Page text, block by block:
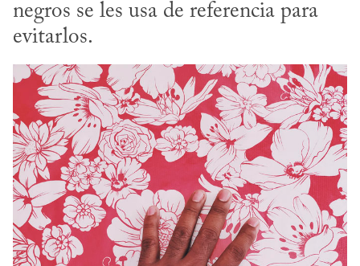
negros se les usa de referencia para
evitarlos.